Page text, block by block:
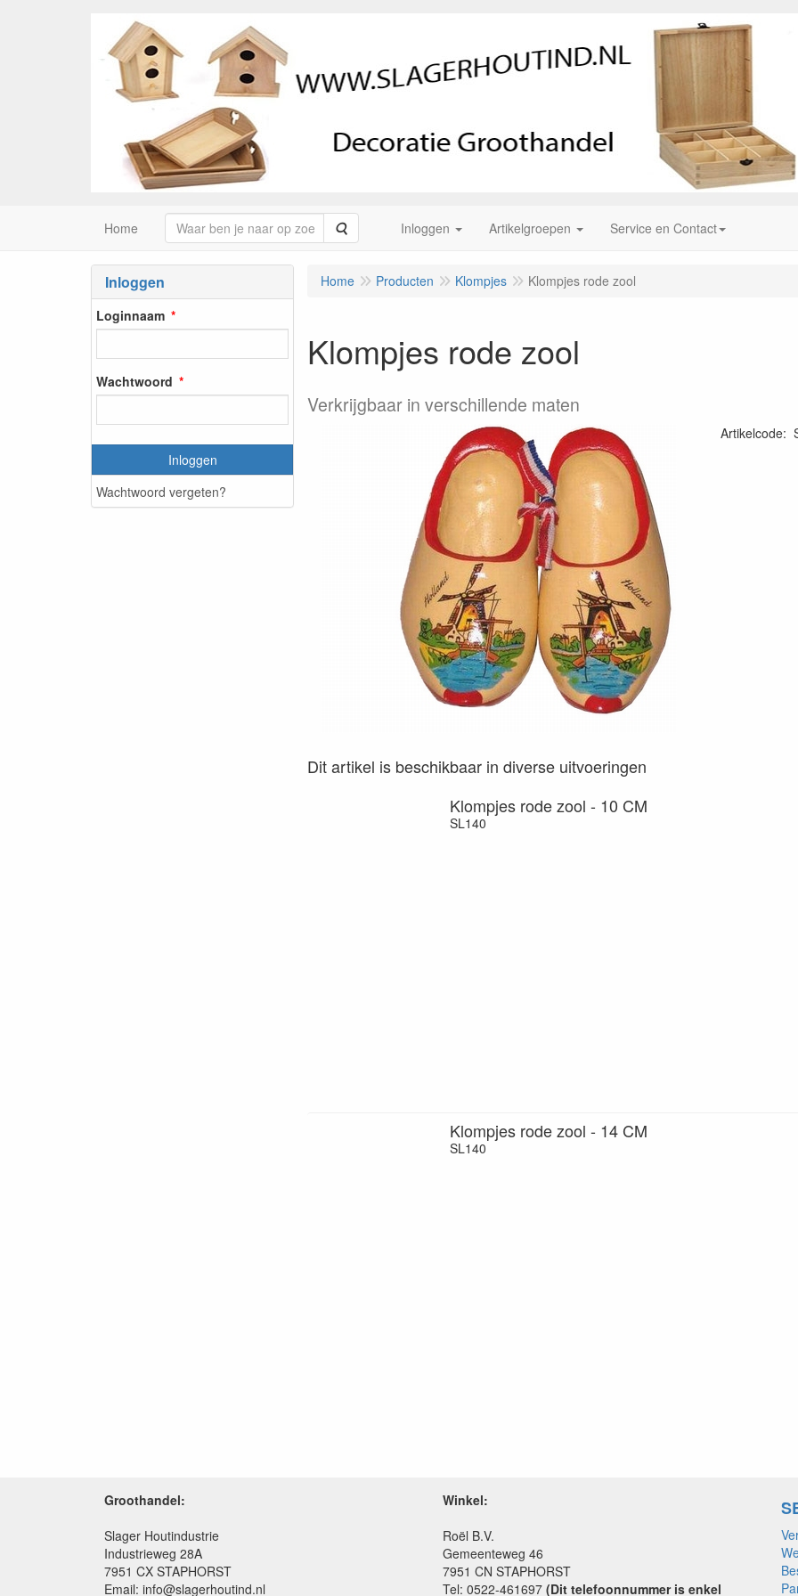
Home Zoeken Inloggen Artikelgroepen Service en Contact
Inloggen
Loginnaam
Wachtwoord
Inloggen
Wachtwoord vergeten?
Home Producten Klompjes Klompjes rode zool
Klompjes rode zool
Verkrijgbaar in verschillende maten
Artikelcode:
Dit artikel is beschikbaar in diverse uitvoeringen
Klompjes rode zool - 10 CM
SL140
Klompjes rode zool - 14 CM
SL140
Groothandel:
Slager Houtindustrie
Industrieweg 28A
7951 CX STAPHORST
Email: info@slagerhoutind.nl
Winkel:
Roël B.V.
Gemeenteweg 46
7951 CN STAPHORST
Tel: 0522-461697 (Dit telefoonnummer is enkel